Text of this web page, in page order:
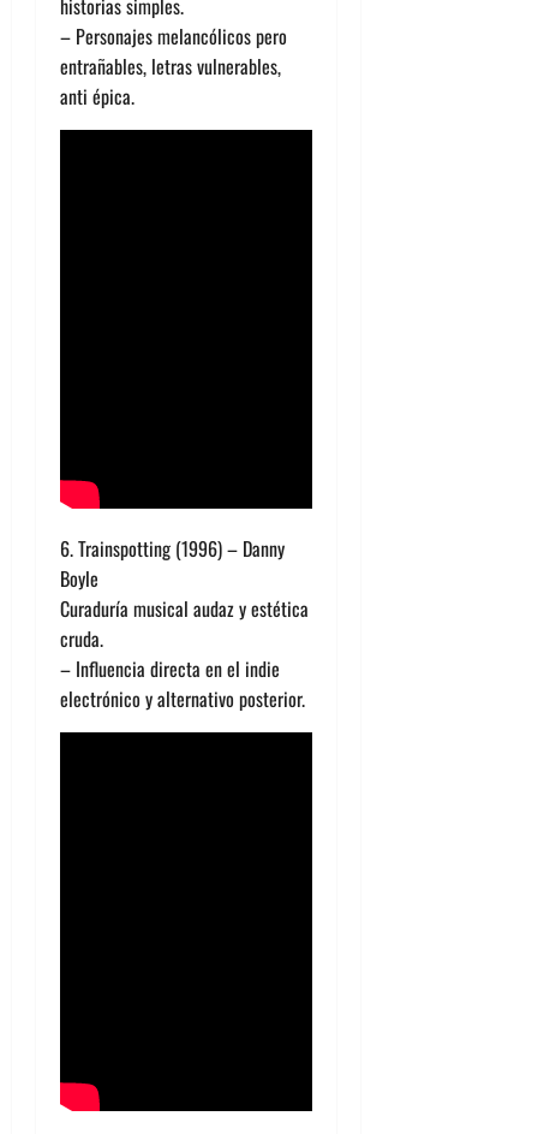
– Personajes melancólicos pero
entrañables, letras vulnerables,
anti épica.
6. Trainspotting (1996) – Danny
Boyle
Curaduría musical audaz y estética
cruda.
– Influencia directa en el indie
electrónico y alternativo posterior.